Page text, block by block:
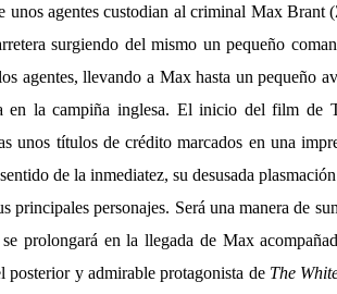
unos agentes custodian al criminal Max Brant
surgiendo del mismo un pequeño
agentes, llevando a Max hasta un pequeño
en la campiña inglesa. El inicio del film de
unos títulos de crédito marcados en una
de la inmediatez, su desusada
principales personajes. Será una manera de
prolongará en la llegada de Max
posterior y admirable protagonista de The